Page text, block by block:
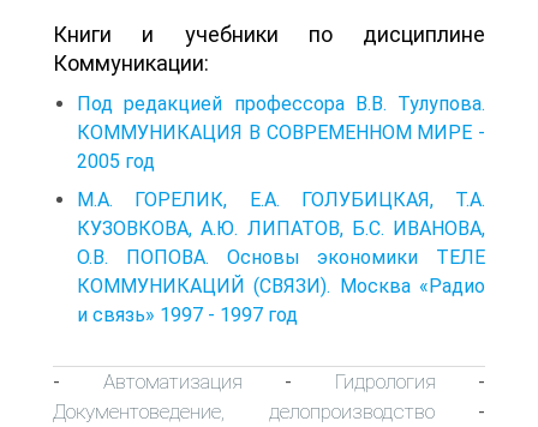
Книги и учебники по дисциплине
Коммуникации:
Под редакцией профессора В.В. Тулупова.
КОММУНИКАЦИЯ В СОВРЕМЕННОМ МИРЕ -
2005 год
М.А. ГОРЕЛИК, Е.А. ГОЛУБИЦКАЯ, Т.А.
КУЗОВКОВА, А.Ю. ЛИПАТОВ, Б.С. ИВАНОВА,
О.В. ПОПОВА. Основы экономики ТЕЛЕ
КОММУНИКАЦИЙ (СВЯЗИ). Москва «Радио
и связь» 1997 - 1997 год
- Автоматизация - Гидрология -
Документоведение, делопроизводство-